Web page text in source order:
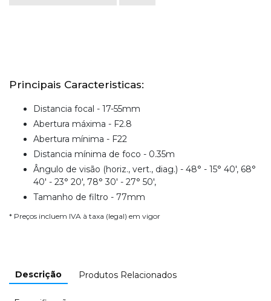
Principais Caracteristicas:
Distancia focal - 17-55mm
Abertura máxima - F2.8
Abertura mínima - F22
Distancia mínima de foco - 0.35m
Ângulo de visão (horiz., vert., diag.) - 48° - 15° 40', 68°
40' - 23° 20', 78° 30' - 27° 50',
Tamanho de filtro - 77mm
* Preços incluem IVA à taxa (legal) em vigor
Descrição Produtos Relacionados